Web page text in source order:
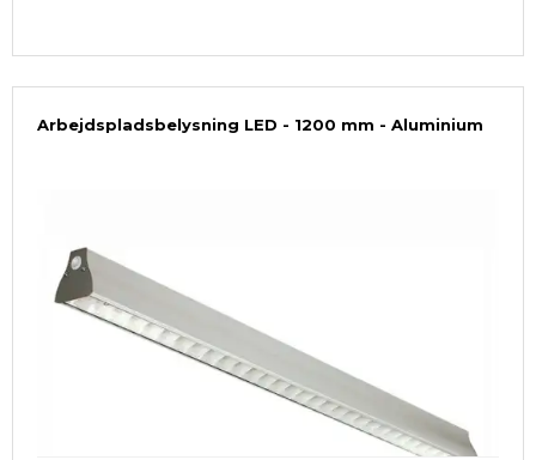
Arbejdspladsbelysning LED - 1200 mm - Aluminium